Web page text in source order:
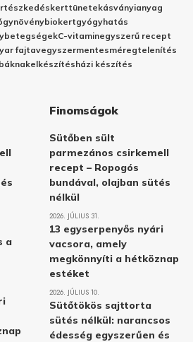
kerttünetekásványianyag
biokertgyógyhatás
betegségekC-vitaminegyszerű recept
fajtavegyszermentesméregtelenítés
elkészítésházi készítés
a
Finomságok
Sütőben sült
parmezános csirkemell
recept – Ropogós
bundával, olajban sütés
nélkül
2026. JÚLIUS 31.
13 egyserpenyős nyári
vacsora, amely
megkönnyíti a hétköznap
estéket
2026. JÚLIUS 10.
Sütőtökös sajttorta
sütés nélkül: narancsos
édesség egyszerűen és